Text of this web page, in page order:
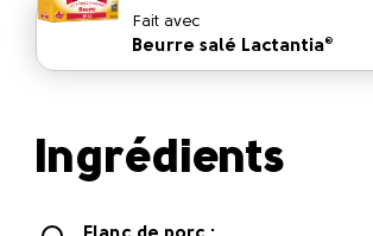
Fait avec
Beurre salé Lactantia®
Ingrédients